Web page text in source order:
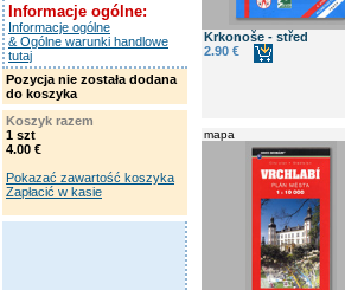
Informacje ogólne:
Informacje ogólne
& Ogólne warunki handlowe
tutaj
Pozycja nie została dodana
do koszyka
Koszyk razem
1 szt
4.00 €
Pokazać zawartość koszyka
Zapłacić w kasie
Krkonoše - střed
2.90 €
mapa